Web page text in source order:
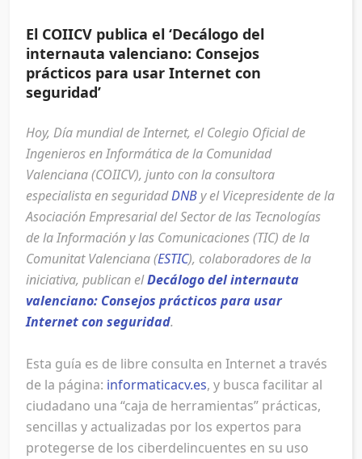
El COIICV publica el ‘Decálogo del
internauta valenciano: Consejos
prácticos para usar Internet con
seguridad’
Hoy, Día mundial de Internet, el Colegio Oficial de
Ingenieros en Informática de la Comunidad
Valenciana (COIICV), junto con la consultora
especialista en seguridadDNB y el Vicepresidente de la
Asociación Empresarial del Sector de las Tecnologías
de la Información y las Comunicaciones (TIC) de la
Comunitat Valenciana (ESTIC), colaboradores de la
iniciativa, publican elDecálogo del internauta
valenciano: Consejos prácticos para usar
Internet con seguridad.
Esta guía es de libre consulta en Internet a través
de la página: informaticacv.es, y busca facilitar al
ciudadano una “caja de herramientas” prácticas,
sencillas y actualizadas por los expertos para
protegerse de los ciberdelincuentes en su uso